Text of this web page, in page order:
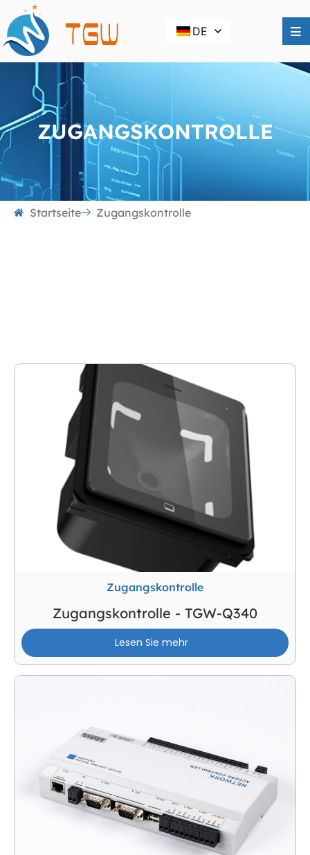
DE
ZUGANGSKONTROLLE
Startseite Zugangskontrolle
Fingerabdruckerkennung, Palmabdruckerkennung,
IR, Knopf, Münzannehmer usw. Und akzeptieren
Kundenanpassung!
Zugangskontrolle
Zugangskontrolle - TGW-Q340
Lesen Sie mehr